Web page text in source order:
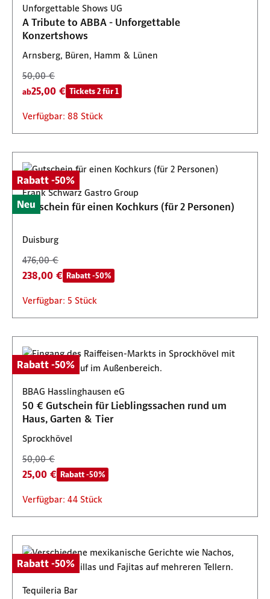
Unforgettable Shows UG
A Tribute to ABBA - Unforgettable
Konzertshows
Arnsberg, Büren, Hamm & Lünen
50,00 €
ab25,00 € Tickets 2 für 1
Verfügbar: 88 Stück
Rabatt -50%
Neu
Frank Schwarz Gastro Group
Gutschein für einen Kochkurs (für 2 Personen)
Duisburg
476,00 €
238,00 € Rabatt -50%
Verfügbar: 5 Stück
Rabatt -50%
BBAG Hasslinghausen eG
50 € Gutschein für Lieblingssachen rund um
Haus, Garten & Tier
Sprockhövel
50,00 €
25,00 € Rabatt -50%
Verfügbar: 44 Stück
Rabatt -50%
Tequileria Bar